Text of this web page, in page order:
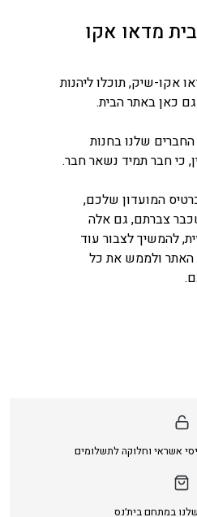
מדאו אקו
אקו-שיק, תוכלו ליהנות
כאן באתר הבית.
החברים שלנו בחנות
כי חבר תמיד נשאר חבר.
המועדון שלכם,
צברתם, גם אלה
להמשיך לצבור עוד
האתר ולממש את כל
אשראי וחלוקה לתשלומים
במתחם בית׳נס